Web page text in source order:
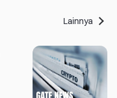
Lainnya